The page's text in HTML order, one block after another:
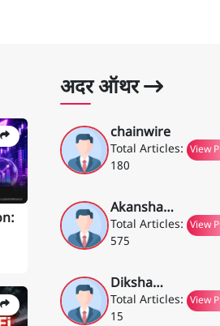
अदर ऑथर
chainwire
Total Articles:
180
View
Akansha
Vyas
Total Articles:
575
View
Diksha
Gupta
Total Articles:
15
View